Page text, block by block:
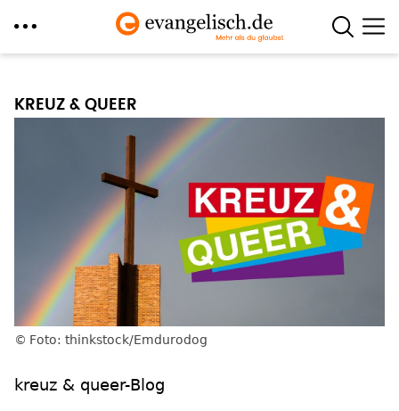
Inhalt
KREUZ & QUEER
Foto: thinkstock/Emdurodog
kreuz & queer-Blog